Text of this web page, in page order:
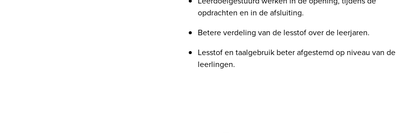
opdrachten en in de afsluiting.
Betere verdeling van de lesstof over de leerjaren.
Lesstof en taalgebruik beter afgestemd op niveau van de
leerlingen.